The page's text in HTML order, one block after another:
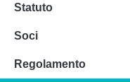
Statuto
Soci
Regolamento